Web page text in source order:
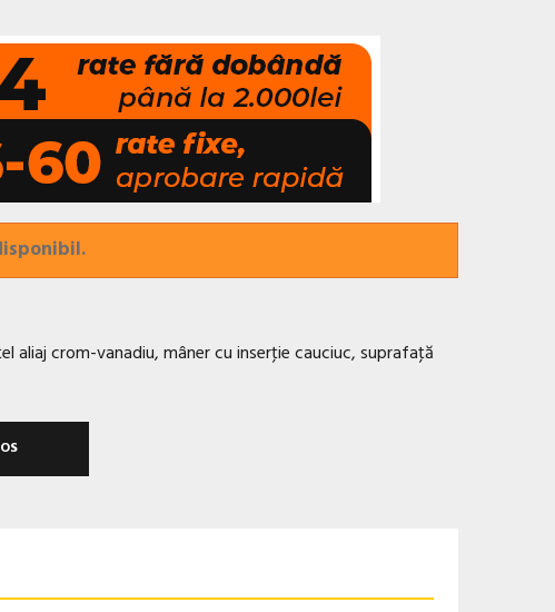
aliaj crom-vanadiu, mâner cu inserţie cauciuc, suprafaţă